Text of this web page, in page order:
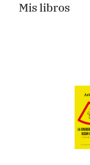
Mis libros